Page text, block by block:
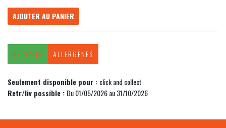
AJOUTER AU PANIER
RETR/LIV ALLERGÈNES
Seulement disponible pour : click and collect
Retr/liv possible : Du 01/05/2026 au 31/10/2026